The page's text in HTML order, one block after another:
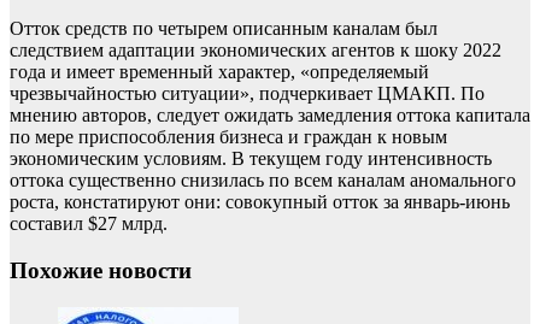
Отток средств по четырем описанным каналам был
следствием адаптации экономических агентов к шоку 2022
года и имеет временный характер, «определяемый
чрезвычайностью ситуации», подчеркивает ЦМАКП. По
мнению авторов, следует ожидать замедления оттока капитала
по мере приспособления бизнеса и граждан к новым
экономическим условиям. В текущем году интенсивность
оттока существенно снизилась по всем каналам аномального
роста, констатируют они: совокупный отток за январь-июнь
составил $27 млрд.
Похожие новости